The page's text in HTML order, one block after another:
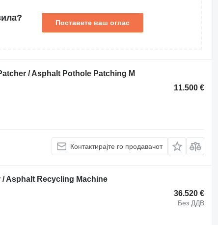
Поставете ваш оглас
/ Asphalt Pothole Patching M
11.500 €
Контактирајте го продавачот
Asphalt Recycling Machine
36.520 €
Без ДДВ